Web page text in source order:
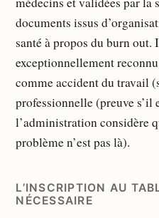
documents issus
santé à propos du burn out.
exceptionnellement
comme accident du travail
professionnelle (preuve s’il
l’administration considère
problème n’est pas là).
L’INSCRIPTION AU
NÉCESSAIRE